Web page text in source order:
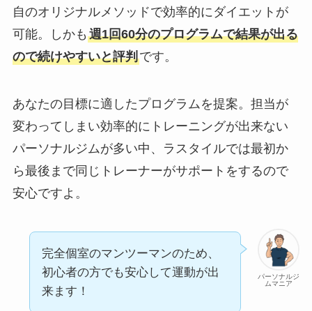
自のオリジナルメソッドで効率的にダイエットが
可能。しかも 週1回60分のプログラムで結果が出る
ので続けやすいと評判です。
あなたの目標に適したプログラムを提案。担当が
変わってしまい効率的にトレーニングが出来ない
パーソナルジムが多い中、ラスタイルでは最初か
ら最後まで同じトレーナーがサポートをするので
安心ですよ。
パーソナルジ
ムマニア
完全個室のマンツーマンのため、
初心者の方でも安心して運動が出
来ます！